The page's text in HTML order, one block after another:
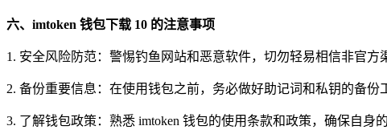
六、imtoken 钱包下载 10 的注意事项
1. 安全风险防范：警惕钓鱼网站和恶意软件，切勿轻易相信非官方
2. 备份重要信息：在使用钱包之前，务必做好助记词和私钥的备份
3. 了解钱包政策：熟悉 imtoken 钱包的使用条款和政策，确保自身